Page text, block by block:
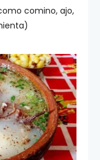
comino, ajo,